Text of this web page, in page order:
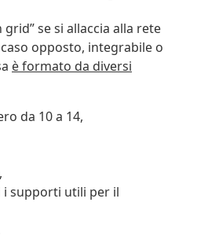
se si allaccia alla rete
opposto, integrabile o
è formato da diversi
da 10 a 14,
i supporti utili per il